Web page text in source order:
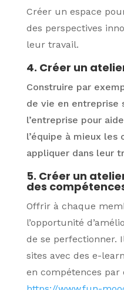
Créer un espace
des perspectives
leur travail.
4. Créer un
Construire par
de vie en entreprise
l’entreprise pour
l’équipe à mieux
appliquer dans leur
5. Créer un
des
Offrir à chaque
l’opportunité
de se perfectionner.
sites avec des e-
en compétences par